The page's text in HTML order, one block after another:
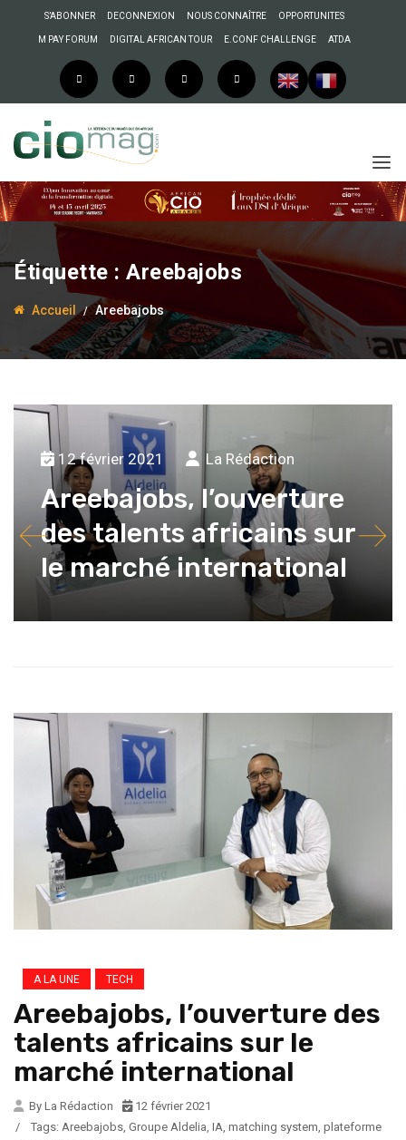
S’ABONNER DECONNEXION NOUS CONNAÎTRE OPPORTUNITES
M PAY FORUM DIGITAL AFRICAN TOUR E.CONF CHALLENGE ATDA
Étiquette : Areebajobs
Accueil Areebajobs
12 février 2021 La Rédaction
Areebajobs, l’ouverture
des talents africains sur
le marché international
A LA UNE TECH
Areebajobs, l’ouverture des
talents africains sur le
marché international
By La Rédaction
12 février 2021
/
Tags: Areebajobs, Groupe Aldelia, IA, matching system, plateforme